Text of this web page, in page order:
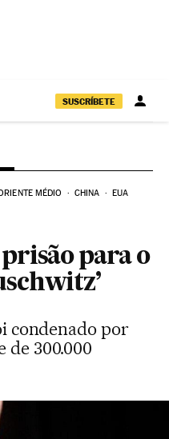
SUSCRÍBETE
MÉDIO CHINA EUA
para o
condenado por
300.000